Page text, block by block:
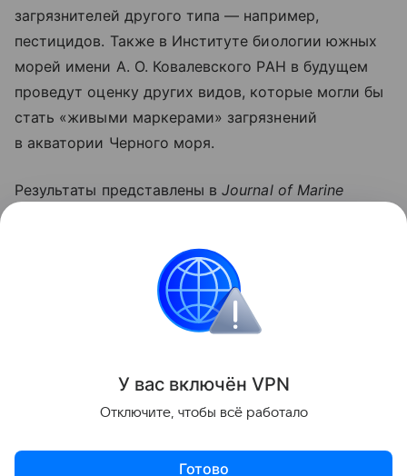
загрязнителей другого типа — например,
пестицидов. Также в Институте биологии южных
морей имени А. О. Ковалевского РАН в будущем
проведут оценку других видов, которые могли бы
стать «живыми маркерами» загрязнений
в акватории Черного моря.
Результаты представлены вJournal of Marine
Поделиться
У вас включён VPN
Отключите, чтобы всё работало
Готово